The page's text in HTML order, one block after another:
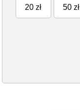
20 zł 50 zł